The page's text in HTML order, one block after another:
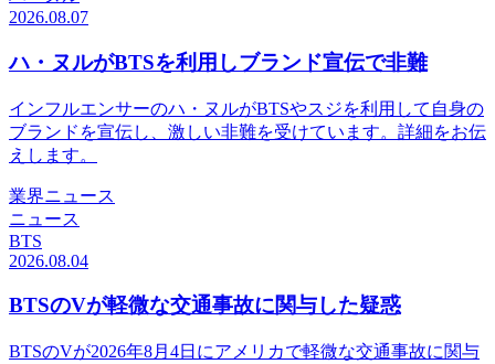
2026.08.07
ハ・ヌルがBTSを利用しブランド宣伝で非難
インフルエンサーのハ・ヌルがBTSやスジを利用して自身の
ブランドを宣伝し、激しい非難を受けています。詳細をお伝
えします。
業界ニュース
ニュース
BTS
2026.08.04
BTSのVが軽微な交通事故に関与した疑惑
BTSのVが2026年8月4日にアメリカで軽微な交通事故に関与